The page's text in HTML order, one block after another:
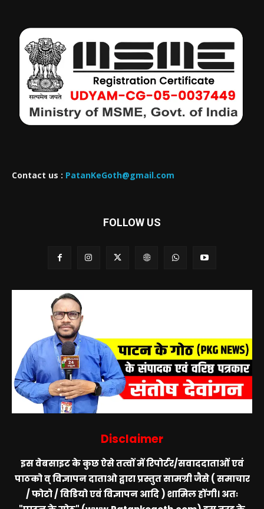
Contact us : PatanKeGoth@gmail.com
FOLLOW US
Disclaimer
इस वेबसाइट के कुछ ऐसे तत्वों में रिपोर्टर/सवाददाताओं एवं
पाठको व् विज्ञापन दाताओ द्वारा प्रस्तुत सामग्री जैसे ( समाचार
/ फोटो / विडियो एवं विज्ञापन आदि ) शामिल होंगी। अतः